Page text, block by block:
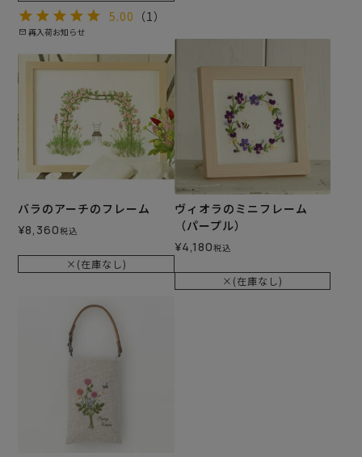
5.00 （1）
再入荷お知らせ
バラのアーチのフレーム
¥8,360税込
×(在庫なし)
ヴィオラのミニフレーム
（パープル）
¥4,180税込
×(在庫なし)